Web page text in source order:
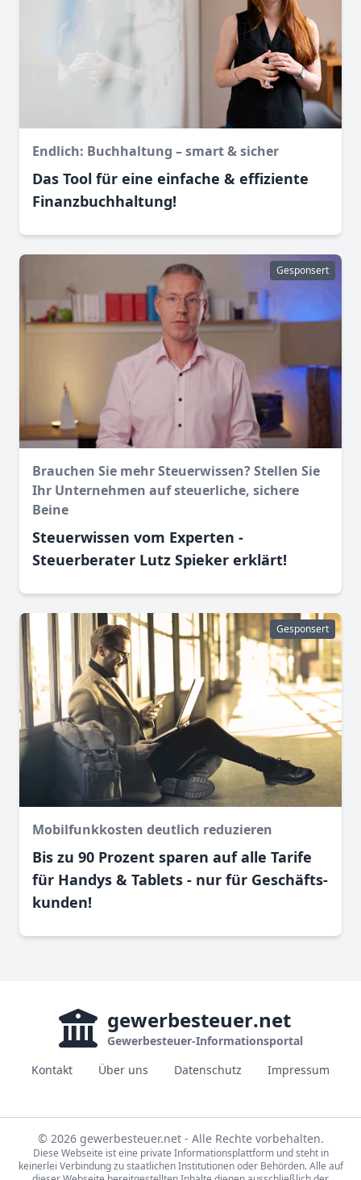
Endlich: Buchhaltung – smart & sicher
Das Tool für eine einfache & effiziente
Finanz­buchhaltung!
Gesponsert
Brauchen Sie mehr Steuerwissen? Stellen Sie
Ihr Unternehmen auf steuerliche, sichere
Beine
Steuerwissen vom Experten -
Steuerberater Lutz Spieker erklärt!
Gesponsert
Mobilfunkkosten deutlich reduzieren
Bis zu 90 Prozent sparen auf alle Tarife
für Handys & Tablets - nur für Geschäfts­
kunden!
gewerbesteuer.net
Gewerbesteuer-Informationsportal
Kontakt
Über uns Datenschutz Impressum
© 2026 gewerbesteuer.net - Alle Rechte vorbehalten.
Diese Webseite ist eine private Informationsplattform und steht in
keinerlei Verbindung zu staatlichen Institutionen oder Behörden. Alle auf